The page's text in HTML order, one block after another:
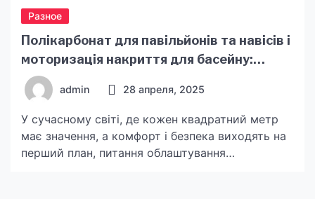
Разное
Полікарбонат для павільйонів та навісів і
моторизація накриття для басейну:
вибирайте лише якісне обладнання
admin 28 апреля, 2025
У сучасному світі, де кожен квадратний метр
має значення, а комфорт і безпека виходять на
перший план, питання облаштування